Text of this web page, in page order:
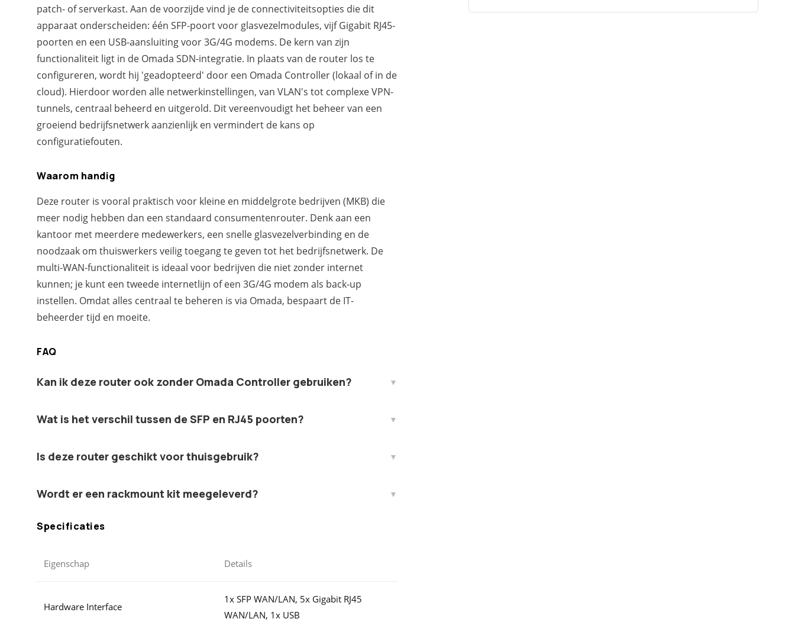
patch- of serverkast. Aan de voorzijde vind je de connectiviteitsopties die dit
apparaat onderscheiden: één SFP-poort voor glasvezelmodules, vijf Gigabit RJ45-
poorten en een USB-aansluiting voor 3G/4G modems. De kern van zijn
functionaliteit ligt in de Omada SDN-integratie. In plaats van de router los te
configureren, wordt hij 'geadopteerd' door een Omada Controller (lokaal of in de
cloud). Hierdoor worden alle netwerkinstellingen, van VLAN's tot complexe VPN-
tunnels, centraal beheerd en uitgerold. Dit vereenvoudigt het beheer van een
groeiend bedrijfsnetwerk aanzienlijk en vermindert de kans op
configuratiefouten.
Waarom handig
Deze router is vooral praktisch voor kleine en middelgrote bedrijven (MKB) die
meer nodig hebben dan een standaard consumentenrouter. Denk aan een
kantoor met meerdere medewerkers, een snelle glasvezelverbinding en de
noodzaak om thuiswerkers veilig toegang te geven tot het bedrijfsnetwerk. De
multi-WAN-functionaliteit is ideaal voor bedrijven die niet zonder internet
kunnen; je kunt een tweede internetlijn of een 3G/4G modem als back-up
instellen. Omdat alles centraal te beheren is via Omada, bespaart de IT-
beheerder tijd en moeite.
FAQ
Kan ik deze router ook zonder Omada Controller gebruiken?
Wat is het verschil tussen de SFP en RJ45 poorten?
Is deze router geschikt voor thuisgebruik?
Wordt er een rackmount kit meegeleverd?
Specificaties
Eigenschap Details
Hardware Interface
1x SFP WAN/LAN, 5x Gigabit RJ45
WAN/LAN, 1x USB